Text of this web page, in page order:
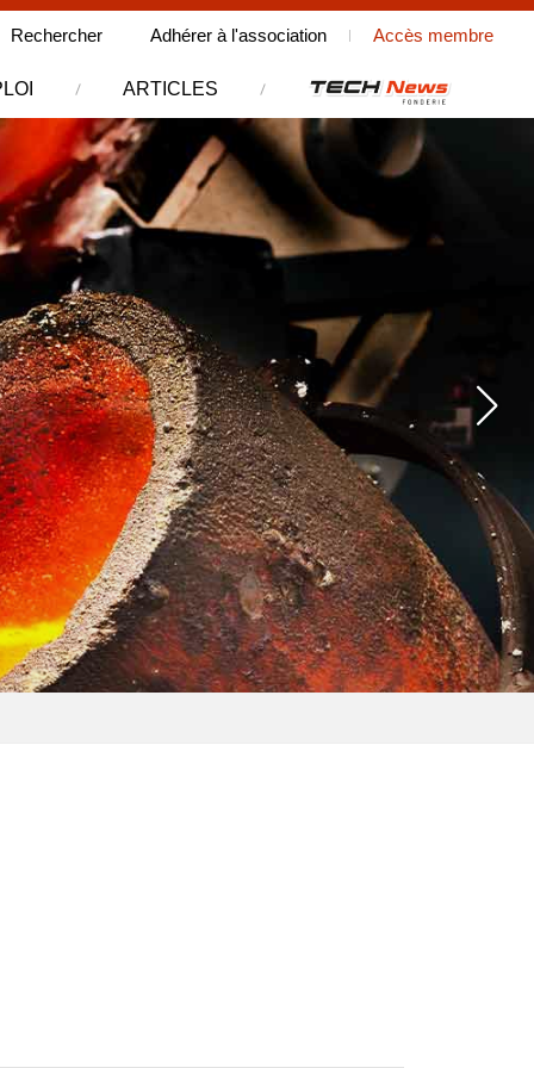
Rechercher
sur le site
Rechercher Adhérer à l'association Accès membre
ARTICLES